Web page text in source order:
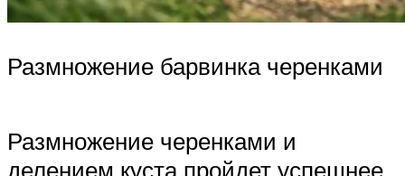
Размножение барвинка черенками
Размножение черенками и
делением куста пройдет успешнее,